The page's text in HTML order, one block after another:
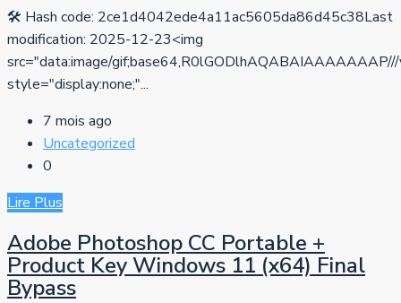
🛠 Hash code: 2ce1d4042ede4a11ac5605da86d45c38Last
modification: 2025-12-23<img
src="data:image/
style="display:none;"...
7 mois ago
Uncategorized
0
Lire Plus
Adobe Photoshop CC Portable +
Product Key Windows 11 (x64) Final
Bypass